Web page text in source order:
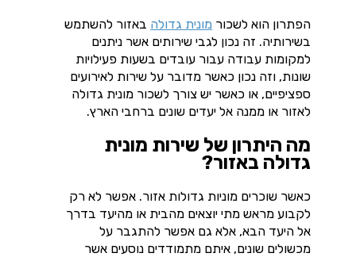
הפתרון הוא לשכור מונית גדולה באזור להשתמש
בשירותיה. זה נכון לגבי שירותים אשר ניתנים
למקומות עבודה עבור עובדים בשעות פעילויות
שונות, וזה נכון כאשר מדובר על שירות לאירועים
ספציפיים, או כאשר יש צורך לשכור מונית גדולה
לאזור או ממנה אל יעדים שונים ברחבי הארץ.
מה היתרון של שירות מונית
גדולה באזור?
כאשר שוכרים מוניות גדולות אזור. אפשר לא רק
לקבוע מראש מתי יוצאים מהבית או מהיעד בדרך
אל היעד הבא, אלא גם אפשר להתגבר על
מכשולים שונים, איתם מתמודדים נוסעים אשר